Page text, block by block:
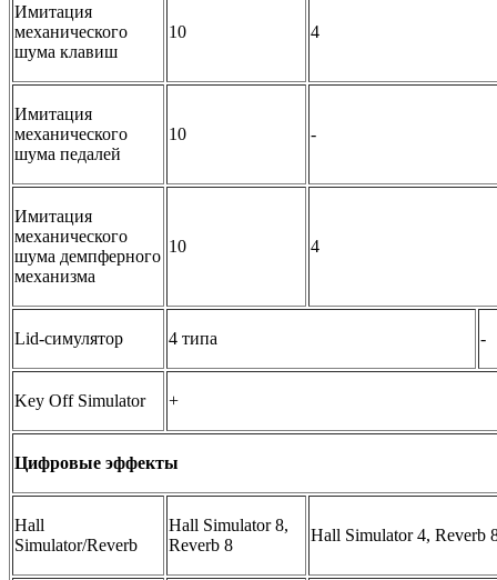
Имитация
механического
шума клавиш
10 4
Имитация
механического
шума педалей
10 -
Имитация
механического
шума демпферного
механизма
10 4
Lid-симулятор 4 типа -
Key Off Simulator +
Цифровые эффекты
Hall
Simulator/Reverb
Hall Simulator 8,
Reverb 8
Hall Simulator 4, Reverb